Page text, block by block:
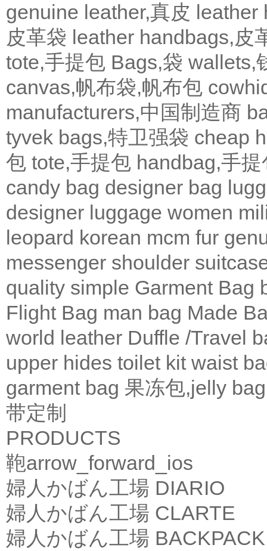
genuine leather,真皮 leather
皮革袋 leather handbags,皮
tote,手提包 Bags,袋 wallets,
canvas,帆布袋,帆布包
manufacturers,中国制造商
tyvek bags,特卫强袋 cheap
包 tote,手提包 handbag,手提
candy bag designer bag
designer luggage women
leopard korean mcm fur
messenger shoulder
quality simple Garment Bag
Flight Bag man bag Made
world leather Duffle /Travel
upper hides toilet kit waist
garment bag 果冻包,jelly bag
带定制
PRODUCTS
鞄arrow_forward_ios
婦人かばん工場 DIARIO
婦人かばん工場 CLARTE
婦人かばん工場 BACKPACK